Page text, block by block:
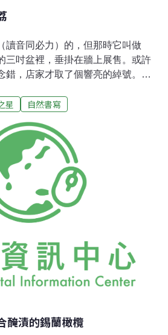
讀音同必力）的，但那時它叫做
三吋盆裡，垂掛在牆上展售。或許
錯，店家才取了個響亮的綽號。不
天涯海角，無論是老屋磚牆、水泥
莖部的不定根，它能輕巧地吸附在
板，甚至光滑的玻璃都難不倒它。
中，將它種在院子做綠美化，或讓
降溫。但薜荔這麼會爬，會不會影
友分享自家經驗：薜荔牆在颱風過
開，但底下的牆面依舊完整；有的
下了油漆剝落的痕跡；也有的會穿
（如果有歡迎和我分享！）。總結
、牆面材質及自身的維護心力來考
星 自然書寫
醃漬的錫蘭橄欖